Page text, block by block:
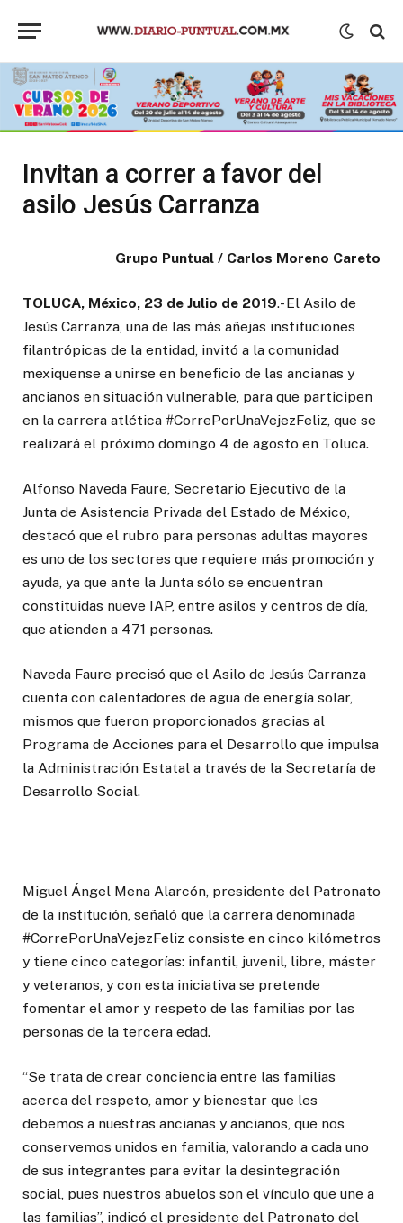
Invitan a correr a favor del
asilo Jesús Carranza
Grupo Puntual / Carlos Moreno Careto
TOLUCA, México, 23 de Julio de 2019.- El Asilo de
Jesús Carranza, una de las más añejas instituciones
filantrópicas de la entidad, invitó a la comunidad
mexiquense a unirse en beneficio de las ancianas y
ancianos en situación vulnerable, para que participen
en la carrera atlética #CorrePorUnaVejezFeliz, que se
realizará el próximo domingo 4 de agosto en Toluca.
Alfonso Naveda Faure, Secretario Ejecutivo de la
Junta de Asistencia Privada del Estado de México,
destacó que el rubro para personas adultas mayores
es uno de los sectores que requiere más promoción y
ayuda, ya que ante la Junta sólo se encuentran
constituidas nueve IAP, entre asilos y centros de día,
que atienden a 471 personas.
Naveda Faure precisó que el Asilo de Jesús Carranza
cuenta con calentadores de agua de energía solar,
mismos que fueron proporcionados gracias al
Programa de Acciones para el Desarrollo que impulsa
la Administración Estatal a través de la Secretaría de
Desarrollo Social.
Miguel Ángel Mena Alarcón, presidente del Patronato
de la institución, señaló que la carrera denominada
#CorrePorUnaVejezFeliz consiste en cinco kilómetros
y tiene cinco categorías: infantil, juvenil, libre, máster
y veteranos, y con esta iniciativa se pretende
fomentar el amor y respeto de las familias por las
personas de la tercera edad.
“Se trata de crear conciencia entre las familias
acerca del respeto, amor y bienestar que les
debemos a nuestras ancianas y ancianos, que nos
conservemos unidos en familia, valorando a cada uno
de sus integrantes para evitar la desintegración
social, pues nuestros abuelos son el vínculo que une a
las familias”, indicó el presidente del Patronato del